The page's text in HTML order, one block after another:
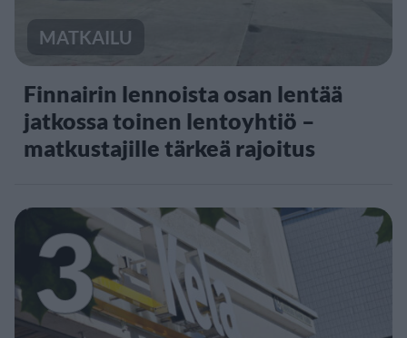
MATKAILU
Finnairin lennoista osan lentää
jatkossa toinen lentoyhtiö –
matkustajille tärkeä rajoitus
3